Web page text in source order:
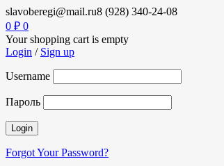
slavoberegi@mail.ru8 (928) 340-24-08
0 ₽ 0
Your shopping cart is empty
Login / Sign up
Username
Пароль
Forgot Your Password?